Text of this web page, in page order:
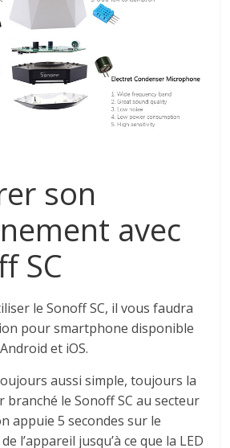
son
avec
SC
leSonoffSC, il vous faudra
pour smartphone disponible
et iOS.
aussi simple, toujours la
branché leSonoffSC au secteur
appuie 5 secondes sur le
l’appareil jusqu’à ce que la LED